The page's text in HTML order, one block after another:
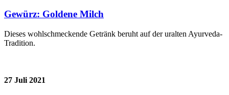
Gewürz: Goldene Milch
Dieses wohlschmeckende Getränk beruht auf der uralten Ayurveda-
Tradition.
27 Juli 2021